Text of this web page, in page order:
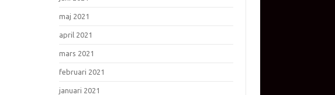
maj 2021
april 2021
mars 2021
februari 2021
januari 2021